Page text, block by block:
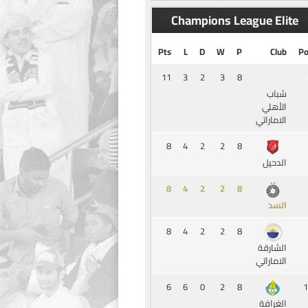
Champions League Elite
Club
P
W
D
L
Pts
شباب
الأهلي
الاماراتي
8
3
2
3
11
الدحيل
8
2
2
4
8
السد
8
2
2
4
8
الشارقة
الاماراتي
8
2
2
4
8
الغرافة
8
2
0
6
6